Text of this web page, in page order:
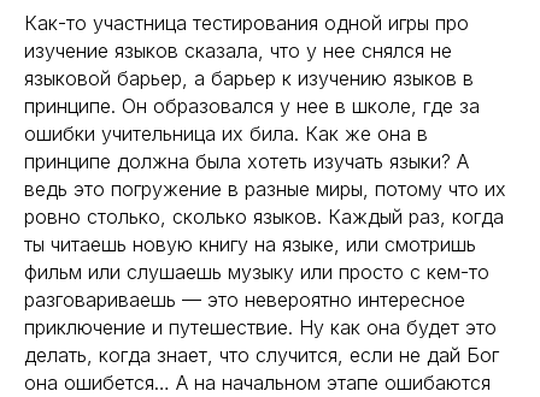
Как-то участница тестирования одной игры про
изучение языков сказала, что у нее снялся не
языковой барьер, а барьер к изучению языков в
принципе. Он образовался у нее в школе, где за
ошибки учительница их била. Как же она в
принципе должна была хотеть изучать языки? А
ведь это погружение в разные миры, потому что их
ровно столько, сколько языков. Каждый раз, когда
ты читаешь новую книгу на языке, или смотришь
фильм или слушаешь музыку или просто с кем-то
разговариваешь — это невероятно интересное
приключение и путешествие. Ну как она будет это
делать, когда знает, что случится, если не дай Бог
она ошибется… А на начальном этапе ошибаются